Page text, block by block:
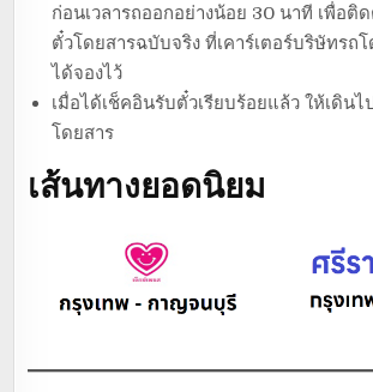
ก่อนเวลารถออกอย่างน้อย 30 นาที เพื่อติ
ตั๋วโดยสารฉบับจริง ที่เคาร์เตอร์บริษัทรถ
ได้จองไว้
เมื่อได้เช็คอินรับตั๋วเรียบร้อยแล้ว ให้เดินไ
โดยสาร
เส้นทางยอดนิยม